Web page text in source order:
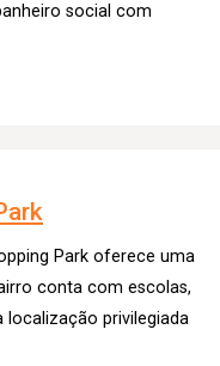
social com
Park oferece uma
conta com escolas,
localização privilegiada